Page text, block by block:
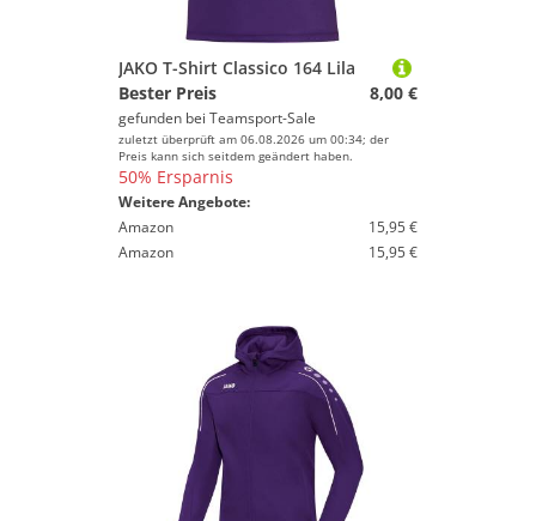
JAKO T-Shirt Classico 164 Lila
Bester Preis
8,00 €
gefunden bei Teamsport-Sale
zuletzt überprüft am 06.08.2026 um 00:34; der
Preis kann sich seitdem geändert haben.
50% Ersparnis
Weitere Angebote:
Amazon
15,95 €
Amazon
15,95 €